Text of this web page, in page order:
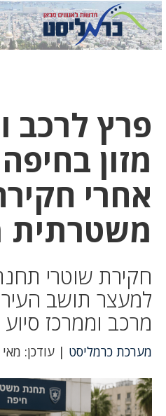
פרץ לרכב
מזון
אחרי
משטרתית
חקירת שוטרי
למעצר תושב
מרכב וממרכז
מערכת כרמליסט | עודכן: מאי 13, 2026